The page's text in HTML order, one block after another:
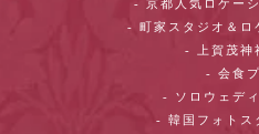
- 京都人気ロケー
- 町家スタジオ＆ロ
- 上賀茂神
- 会食
- ソロウェデ
- 韓国フォトス